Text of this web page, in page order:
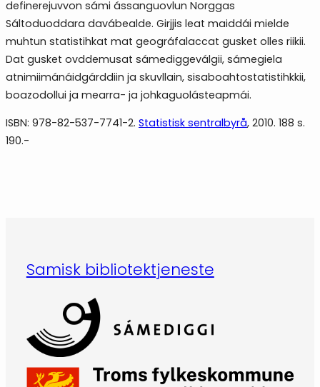
definerejuvvon sámi ássanguovlun Norggas
Sáltoduoddara davábealde. Girjjis leat maiddái mielde
muhtun statistihkat mat geográfalaccat gusket olles riikii.
Dat gusket ovddemusat sámediggeválgii, sámegiela
atnimiimánáidgárddiin ja skuvllain, sisaboahtostatistihkkii,
boazodollui ja mearra- ja johkaguolásteapmái.
ISBN: 978-82-537-7741-2. Statistisk sentralbyrå, 2010. 188 s.
190.-
Samisk bibliotektjeneste